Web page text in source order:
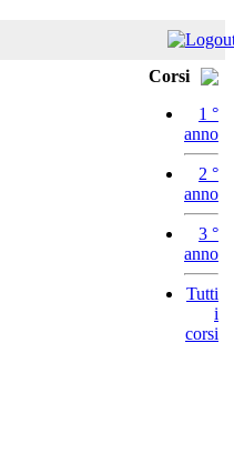
Corsi
1 °
anno
2 °
anno
3 °
anno
Tutti
i
corsi